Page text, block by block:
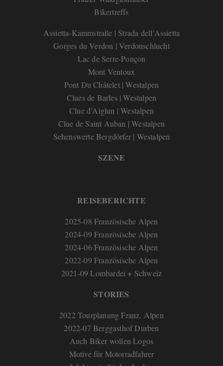
Bikertreffs
Assietta-Kammstraße | Strada dell’Assietta
Gorges du Verdon | Verdonschlucht
Lac de Serre-Ponçon
Mont Ventoux
Pont Du Châtelet | Westalpen
Clues de Barles | Westalpen
Clue d’Aiglun | Westalpen
Clue de Saint Auban | Westalpen
Sehenswerte Bergdörfer | Westalpen
SZENE
REISEBERICHTE
2025-08 Französische Alpen
2024-09 Französische Alpen
2024-06 Französische Alpen
2022-09 Französische Alpen
2021-09 Lombardei + Schweiz
STORIES
2022 Tourplanung Franz. Alpen
2022-07 Berggasthof Durben
Auch Biker wollen Logos
Motive für Motorradfahrer